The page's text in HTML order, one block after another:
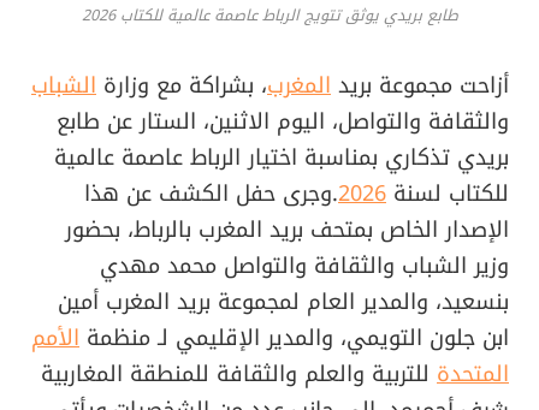
طابع بريدي يوثق تتويج الرباط عاصمة عالمية للكتاب 2026
أزاحت مجموعة بريدالمغرب، بشراكة مع وزارة الشباب
والثقافة والتواصل، اليوم الاثنين، الستار عن طابع
بريدي تذكاري بمناسبة اختيار الرباط عاصمة عالمية
للكتاب لسنة 2026.وجرى حفل الكشف عن هذا
الإصدار الخاص بمتحف بريد المغرب بالرباط، بحضور
وزير الشباب والثقافة والتواصل محمد مهدي
بنسعيد، والمدير العام لمجموعة بريد المغرب أمين
ابن جلون التويمي، والمدير الإقليمي لـ منظمة الأمم
المتحدة للتربية والعلم والثقافة للمنطقة المغاربية